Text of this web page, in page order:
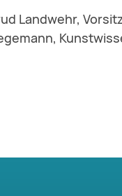
Landwehr,